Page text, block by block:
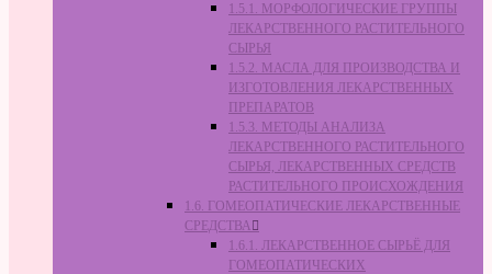
1.5.1. МОРФОЛОГИЧЕСКИЕ ГРУППЫ
ЛЕКАРСТВЕННОГО РАСТИТЕЛЬНОГО
СЫРЬЯ
1.5.2. МАСЛА ДЛЯ ПРОИЗВОДСТВА И
ИЗГОТОВЛЕНИЯ ЛЕКАРСТВЕННЫХ
ПРЕПАРАТОВ
1.5.3. МЕТОДЫ АНАЛИЗА
ЛЕКАРСТВЕННОГО РАСТИТЕЛЬНОГО
СЫРЬЯ, ЛЕКАРСТВЕННЫХ СРЕДСТВ
РАСТИТЕЛЬНОГО ПРОИСХОЖДЕНИЯ
1.6. ГОМЕОПАТИЧЕСКИЕ ЛЕКАРСТВЕННЫЕ
СРЕДСТВА
1.6.1. ЛЕКАРСТВЕННОЕ СЫРЬЁ ДЛЯ
ГОМЕОПАТИЧЕСКИХ